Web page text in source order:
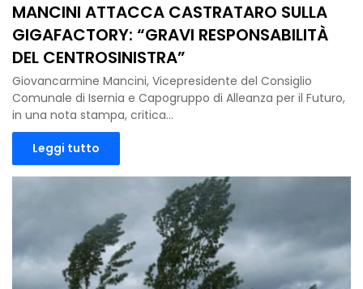
MANCINI ATTACCA CASTRATARO SULLA
GIGAFACTORY: “GRAVI RESPONSABILITÀ
DEL CENTROSINISTRA”
Giovancarmine Mancini, Vicepresidente del Consiglio
Comunale di Isernia e Capogruppo di Alleanza per il Futuro,
in una nota stampa, critica…
Leggi tutto